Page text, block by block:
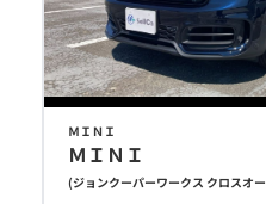
ＭＩＮＩ
ＭＩＮＩ
(ジョンクーパーワークス クロスオ